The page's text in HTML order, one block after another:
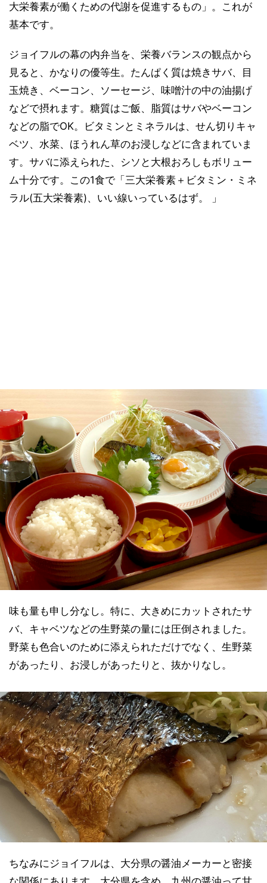
大栄養素が働くための代謝を促進するもの」。これが
基本です。
ジョイフルの幕の内弁当を、栄養バランスの観点から
見ると、かなりの優等生。たんぱく質は焼きサバ、目
玉焼き、ベーコン、ソーセージ、味噌汁の中の油揚げ
などで摂れます。糖質はご飯、脂質はサバやベーコン
などの脂でOK。ビタミンとミネラルは、せん切りキャ
ベツ、水菜、ほうれん草のお浸しなどに含まれていま
す。サバに添えられた、シソと大根おろしもボリュー
ム十分です。この1食で「三大栄養素＋ビタミン・ミネ
ラル(五大栄養素)、いい線いっているはず。 」
味も量も申し分なし。特に、大きめにカットされたサ
バ、キャベツなどの生野菜の量には圧倒されました。
野菜も色合いのために添えられただけでなく、生野菜
があったり、お浸しがあったりと、抜かりなし。
ちなみにジョイフルは、大分県の醤油メーカーと密接